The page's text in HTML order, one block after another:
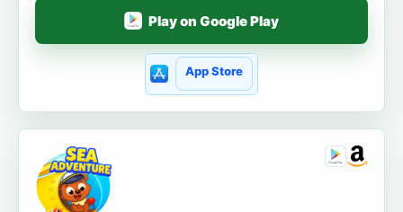
Play on Google Play
App Store